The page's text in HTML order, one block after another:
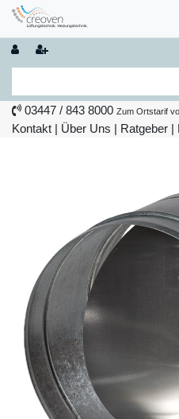
03447 / 843 8000 Zum Ortstarif
Kontakt | Über Uns | Ratgeber |